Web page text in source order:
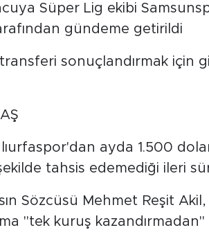
Süper Lig ekibi
gündeme getirildi
sonuçlandırmak için
ayda 1.500 dolar
tahsis edemediği ileri
Sözcüsü Mehmet Reşit
"tek kuruş